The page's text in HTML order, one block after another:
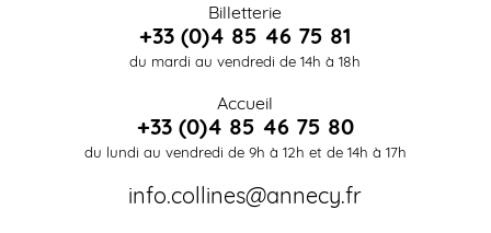
Billetterie
+33 (0)4 85 46 75 81
du mardi au vendredi de 14h à 18h
Accueil
+33 (0)4 85 46 75 80
du lundi au vendredi de 9h à 12h et de 14h à 17h
info.collines@annecy.fr